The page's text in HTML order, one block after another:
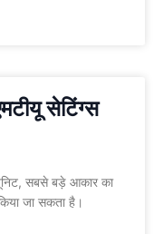
सेटिंग्स
सबसे बड़े आकार का
जा सकता है।